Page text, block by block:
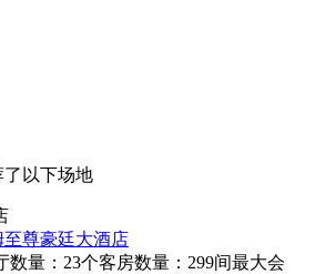
以下场地
数量：23个客房数量：299间最大会